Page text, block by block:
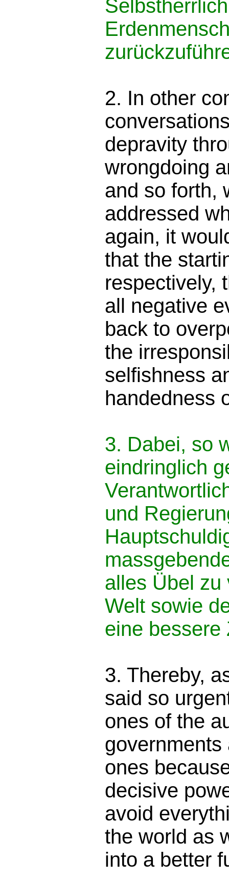
2. In other
depravity
wrongdoing
and so forth,
addressed
again, it
that the
respectively,
all negative
back to
the
selfishness
handedness
3. Dabei, so
eindringlich
und
alles Übel zu
Welt sowie
eine bessere
3. Thereby,
said so
ones of the
ones
decisive
avoid
the world as
into a better